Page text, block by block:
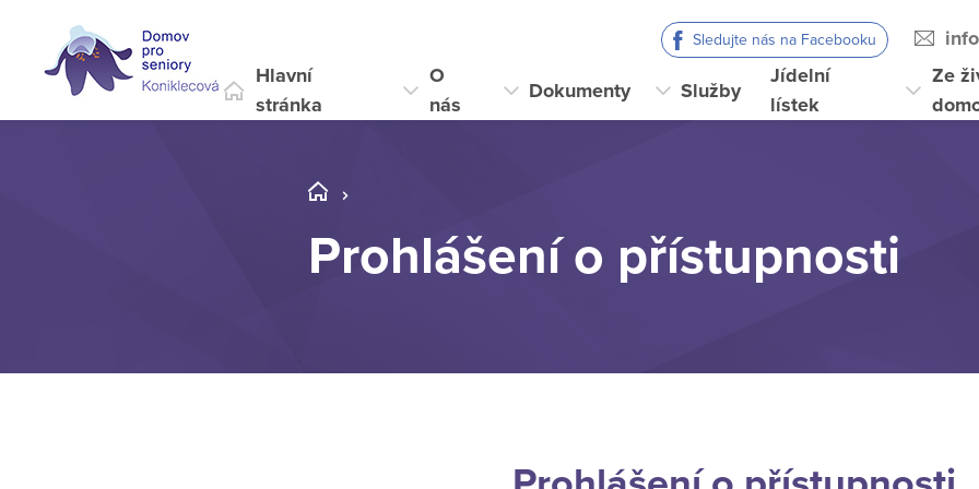
Sledujte nás na Facebooku
Hlavní
stránka
O
nás
Dokumenty Služby
Jídelní
lístek
Ze
Prohlášení o přístupnosti